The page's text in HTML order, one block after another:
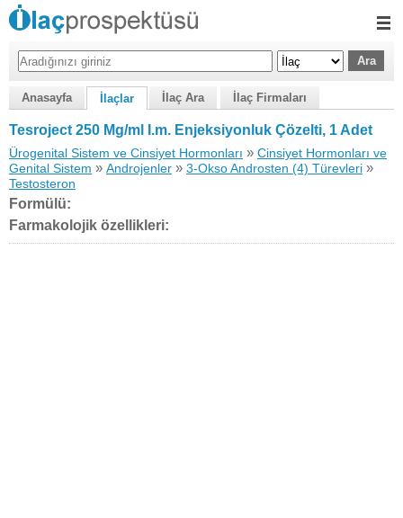
Anasayfa İlaçlar İlaç Ara İlaç Firmaları
Tesroject 250 Mg/ml I.m. Enjeksiyonluk Çözelti, 1 Adet
Ürogenital Sistem ve Cinsiyet Hormonları » Cinsiyet Hormonları ve
Genital Sistem » Androjenler » 3-Okso Androsten (4) Türevleri »
Testosteron
Formülü:
Farmakolojik özellikleri: